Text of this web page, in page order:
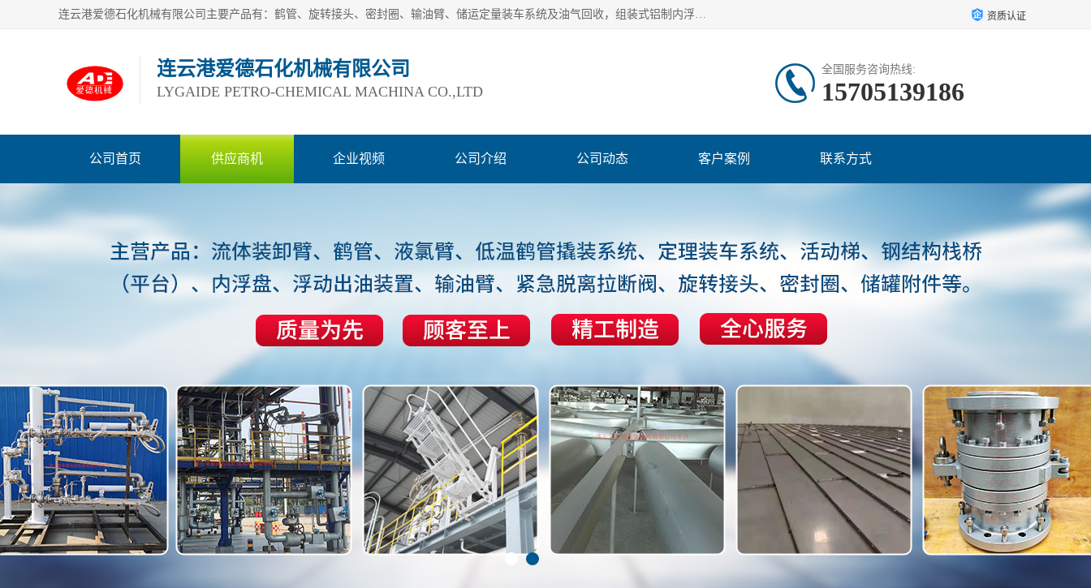
连云港爱德石化机械有限公司主要产品有：鹤管、旋转接头、密封圈、输油臂、储运定量装车系统及油气回收，组装式铝制内浮盘及油罐附件、钢结构栈桥/平台、活动梯、紧急脱离拉断阀等。完备的制造和检测手段以及高素质的员工确保了产品的质量。 资质认证
连云港爱德石化机械有限公司
LYGAIDE PETRO-CHEMICAL MACHINA CO.,LTD
全国服务咨询热线:
15705139186
公司首页 供应商机 企业视频 公司介绍 公司动态 客户案例 联系方式